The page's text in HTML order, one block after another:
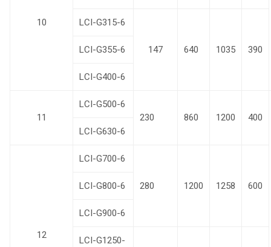
10 LCI-G315-6
147 640 1035 390
LCI-G355-6
LCI-G400-6
11
LCI-G500-6
230
860 1200
400
LCI-G630-6
12
LCI-G700-6
280 1200 1258 600
LCI-G800-6
LCI-G900-6
LCI-G1250-